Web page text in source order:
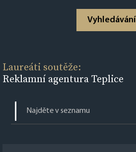
Vyhledávání
Laureáti soutěže:
Reklamní agentura Teplice